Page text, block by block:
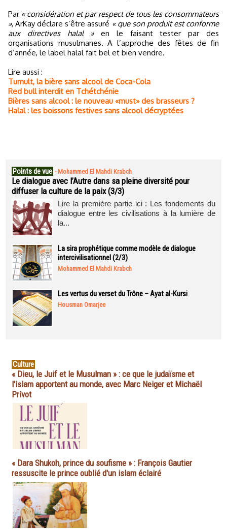
Par « considération et par respect de tous les consommateurs
», ArKay déclare s’être assuré « que son produit est conforme
aux directives halal »en le faisant tester par des
organisations musulmanes. A l’approche des fêtes de fin
d’année, le label halal fait bel et bien vendre.
Lire aussi :
Tumult, la bière sans alcool de Coca-Cola
Red bull interdit en Tchétchénie
Bières sans alcool : le nouveau «must» des brasseurs ?
Halal : les boissons festives sans alcool décryptées
Points de vue - Mohammed El Mahdi Krabch
Le dialogue avec l’Autre dans sa pleine diversité pour
diffuser la culture de la paix (3/3)
Lire la première partie ici : Les fondements du
dialogue entre les civilisations à la lumière de
la...
La sira prophétique comme modèle de dialogue
intercivilisationnel (2/3)
Mohammed El Mahdi Krabch
Les vertus du verset du Trône – Ayat al-Kursi
Housman Omarjee
Culture
« Dieu, le Juif et le Musulman » : ce que le judaïsme et
l'islam apportent au monde, avec Marc Neiger et Michaël
Privot
« Dara Shukoh, prince du soufisme » : François Gautier
ressuscite le prince oublié d'un islam éclairé